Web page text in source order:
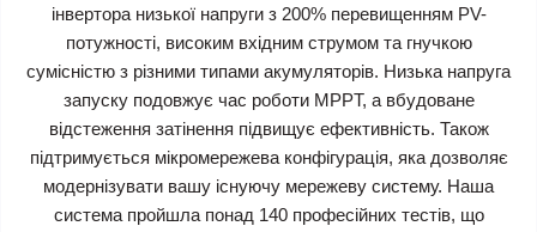
інвертора низької напруги з 200% перевищенням PV-
потужності, високим вхідним струмом та гнучкою
сумісністю з різними типами акумуляторів. Низька напруга
запуску подовжує час роботи MPPT, а вбудоване
відстеження затінення підвищує ефективність. Також
підтримується мікромережева конфігурація, яка дозволяє
модернізувати вашу існуючу мережеву систему. Наша
система пройшла понад 140 професійних тестів, що